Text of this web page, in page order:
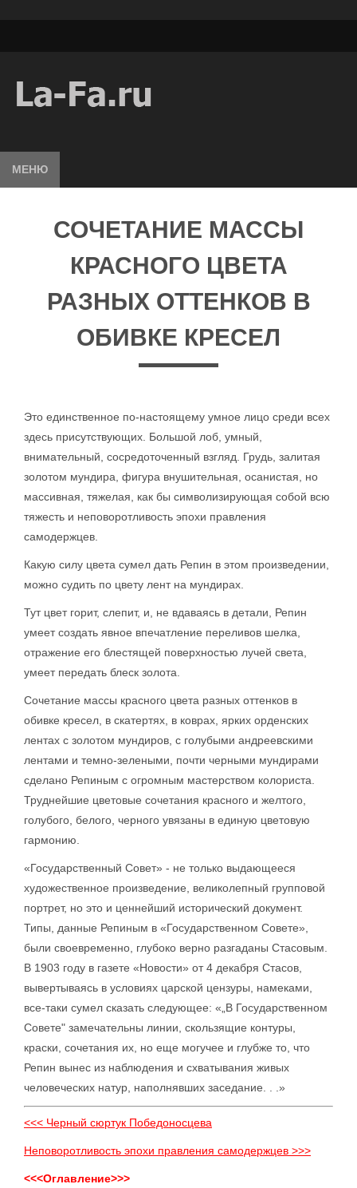
МЕНЮ
СОЧЕТАНИЕ МАССЫ
КРАСНОГО ЦВЕТА
РАЗНЫХ ОТТЕНКОВ В
ОБИВКЕ КРЕСЕЛ
Это единственное по-настоящему умное лицо среди всех
здесь присутствующих. Большой лоб, умный,
внимательный, сосредоточенный взгляд. Грудь, залитая
золотом мундира, фигура внушительная, осанистая, но
массивная, тяжелая, как бы символизирующая собой всю
тяжесть и неповоротливость эпохи правления
самодержцев.
Какую силу цвета сумел дать Репин в этом произведении,
можно судить по цвету лент на мундирах.
Тут цвет горит, слепит, и, не вдаваясь в детали, Репин
умеет создать явное впечатление переливов шелка,
отражение его блестящей поверхностью лучей света,
умеет передать блеск золота.
Сочетание массы красного цвета разных оттенков в
обивке кресел, в скатертях, в коврах, ярких орденских
лентах с золотом мундиров, с голубыми андреевскими
лентами и темно-зелеными, почти черными мундирами
сделано Репиным с огромным мастерством колориста.
Труднейшие цветовые сочетания красного и желтого,
голубого, белого, черного увязаны в единую цветовую
гармонию.
«Государственный Совет» - не только выдающееся
художественное произведение, великолепный групповой
портрет, но это и ценнейший исторический документ.
Типы, данные Репиным в «Государственном Совете»,
были своевременно, глубоко верно разгаданы Стасовым.
В 1903 году в газете «Новости» от 4 декабря Стасов,
вывертываясь в условиях царской цензуры, намеками,
все-таки сумел сказать следующее: «„В Государственном
Совете" замечательны линии, скользящие контуры,
краски, сочетания их, но еще могучее и глубже то, что
Репин вынес из наблюдения и схватывания живых
человеческих натур, наполнявших заседание. . .»
<<< Черный сюртук Победоносцева
Неповоротливость эпохи правления самодержцев >>>
<<<Оглавление>>>